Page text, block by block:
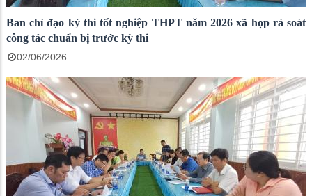
Ban chỉ đạo kỳ thi tốt nghiệp THPT năm 2026 xã họp rà soát
công tác chuẩn bị trước kỳ thi
02/06/2026